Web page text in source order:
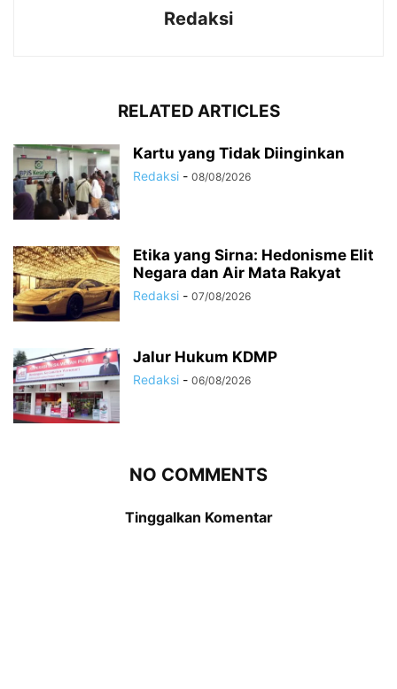
Redaksi
RELATED ARTICLES
Kartu yang Tidak Diinginkan
Redaksi - 08/08/2026
Etika yang Sirna: Hedonisme Elit
Negara dan Air Mata Rakyat
Redaksi - 07/08/2026
Jalur Hukum KDMP
Redaksi - 06/08/2026
NO COMMENTS
Tinggalkan Komentar